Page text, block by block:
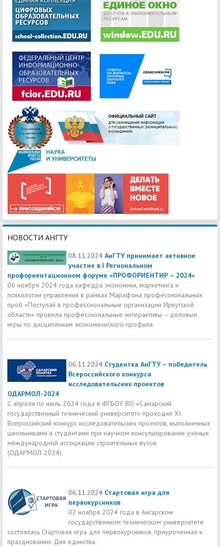
НОВОСТИ АНГТУ
08.11.2024 АнГТУ принимает активное
участие в I Региональном
профориентационном форуме «ПРОФОРИЕНТИР – 2024»
06 ноября 2024 года кафедра экономики, маркетинга и
психологии управления в рамках Марафона профессиональных
проб «Поступай в профессиональные организации Иркутской
области» провела профессиональные интерактивы – деловые
игры по дисциплинам экономического профиля.
06.11.2024 Студентка АнГТУ – победитель
Всероссийского конкурса
исследовательских проектов
ОДАРМОЛ-2024
С апреля по июль 2024 года в ФГБОУ ВО «Самарский
государственный технический университет» проходил XI
Всероссийский конкурс исследовательских проектов, выполненных
школьниками и студентами при научном консультировании ученых
международной ассоциации строительных вузов
(ОДАРМОЛ-2024).
06.11.2024 Стартовая игра для
первокурсников
02 ноября 2024 года в Ангарском
государственном техническом университете
состоялась Стартовая игра для первокурсников, приуроченная к
празднованию Дня единства.